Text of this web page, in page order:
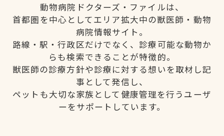
動物病院ドクターズ・ファイルは、
首都圏を中心としてエリア拡大中の獣医師・動物
病院情報サイト。
路線・駅・行政区だけでなく、診療可能な動物か
らも検索できることが特徴的。
獣医師の診療方針や診療に対する想いを取材し記
事として発信し、
ペットも大切な家族として健康管理を行うユーザ
ーをサポートしています。